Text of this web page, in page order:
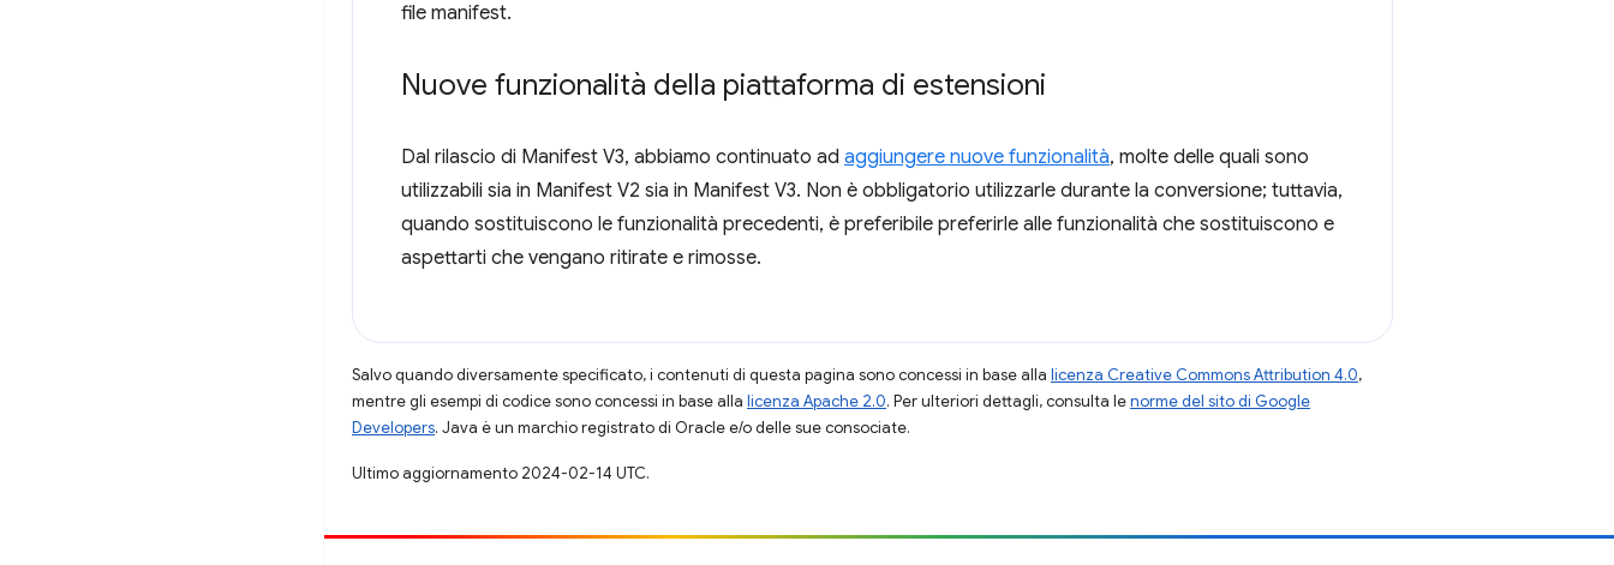
file manifest.
Nuove funzionalità della piattaforma di estensioni
Dal rilascio di Manifest V3, abbiamo continuato ad aggiungere nuove funzionalità, molte delle quali sono
utilizzabili sia in Manifest V2 sia in Manifest V3. Non è obbligatorio utilizzarle durante la conversione; tuttavia,
quando sostituiscono le funzionalità precedenti, è preferibile preferirle alle funzionalità che sostituiscono e
aspettarti che vengano ritirate e rimosse.
Salvo quando diversamente specificato, i contenuti di questa pagina sono concessi in base alla licenza Creative Commons Attribution 4.0,
mentre gli esempi di codice sono concessi in base alla licenza Apache 2.0. Per ulteriori dettagli, consulta lenorme del sito di Google
Developers. Java è un marchio registrato di Oracle e/o delle sue consociate.
Ultimo aggiornamento 2024-02-14 UTC.